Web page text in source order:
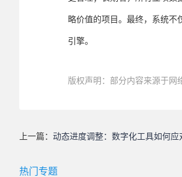
略价值的项目。最终，系统不
引擎。
版权声明：部分内容来源于网
上一篇： 动态进度调整：数字化工具如何应
热门专题